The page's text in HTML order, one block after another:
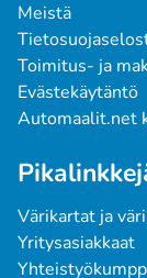
Meistä
Toimitus- ja
Evästekäytäntö
Automaalit.net
Värikartat ja
Yritysasiakkaat